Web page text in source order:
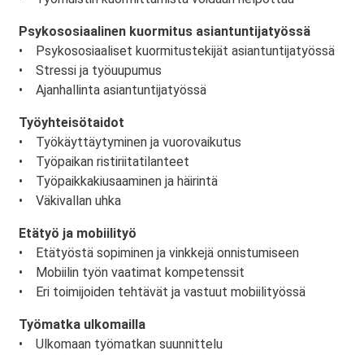
Psykososiaalinen kuormitus asiantuntijatyössä
• Psykososiaaliset kuormitustekijät asiantuntijatyössä
• Stressi ja työuupumus
• Ajanhallinta asiantuntijatyössä
Työyhteisötaidot
• Työkäyttäytyminen ja vuorovaikutus
• Työpaikan ristiriitatilanteet
• Työpaikkakiusaaminen ja häirintä
• Väkivallan uhka
Etätyö ja mobiilityö
• Etätyöstä sopiminen ja vinkkejä onnistumiseen
• Mobiilin työn vaatimat kompetenssit
• Eri toimijoiden tehtävät ja vastuut mobiilityössä
Työmatka ulkomailla
• Ulkomaan työmatkan suunnittelu